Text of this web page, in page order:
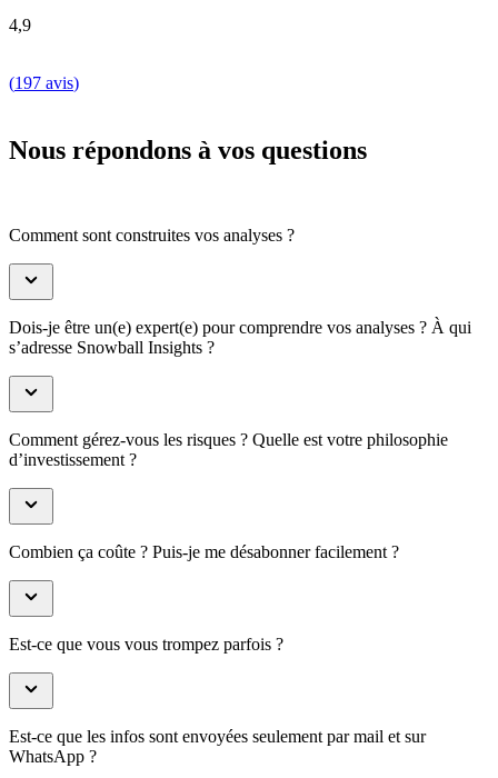
4,9
(197 avis)
Nous répondons à vos questions
Comment sont construites vos analyses ?
Dois-je être un(e) expert(e) pour comprendre vos analyses ? À qui
s’adresse Snowball Insights ?
Comment gérez-vous les risques ? Quelle est votre philosophie
d’investissement ?
Combien ça coûte ? Puis-je me désabonner facilement ?
Est-ce que vous vous trompez parfois ?
Est-ce que les infos sont envoyées seulement par mail et sur
WhatsApp ?